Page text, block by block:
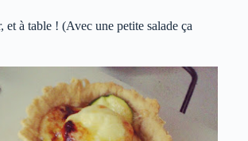
à table ! (Avec une petite salade ça